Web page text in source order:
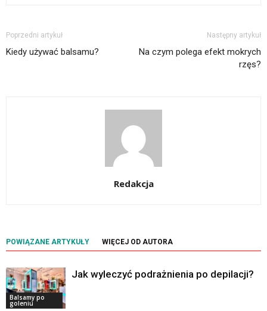
Poprzedni artykuł
Kiedy używać balsamu?
Następny artykuł
Na czym polega efekt mokrych
rzęs?
Redakcja
POWIĄZANE ARTYKUŁY WIĘCEJ OD AUTORA
Balsamy po
goleniu
Jak wyleczyć podrażnienia po depilacji?